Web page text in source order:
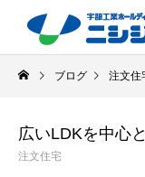
ブログ 注文住
広いLDKを中心
注文住宅